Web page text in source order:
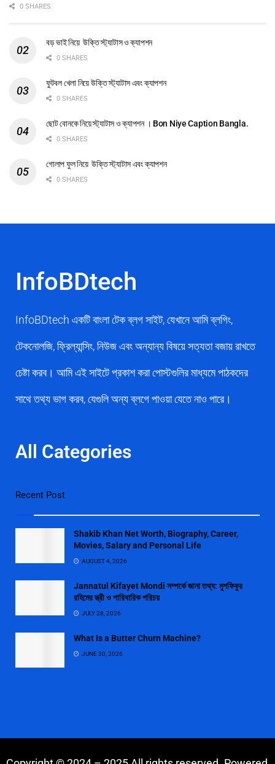
0 SHARES
বড় ভাই নিয়ে উক্তি স্ট্যাটাস ও ক্যাপশন
0 SHARES
ফুটবল খেলা নিয়ে উক্তি স্ট্যাটাস এবং ক্যাপশন
0 SHARES
ছোট বোনকে নিয়ে স্ট্যাটাস ও ক্যাপশন । Bon Niye Caption Bangla.
0 SHARES
গোলাপ ফুল নিয়ে উক্তি স্ট্যাটাস এবং ক্যাপশন
0 SHARES
InfoBDtech
InfoBDtech একটি বাংলা টেক ব্লগ সাইট, যেখানে আমি ব্লগিং,
টেকনোলজি, ফ্রিল্যান্সিং, নিউজ এবং অন্যান্য বিষয়ে সত্যতা বজায় রাখতে
চেষ্টা করব। আমি এই সাইটে প্রকাশ করা পোস্টগুলির মাধ্যমে পাঠকদের
সাথে তথ্য ভাগ করব, যেগুলি অন্য ব্লগে পাওয়া যেতে নাও পারে।
All Categories
Recent Post
Shakib Khan Net Worth, Biography, Career,
Movies, Salary and Personal Life
AUGUST 4, 2026
Jannatul Kifayet Mondi সম্পর্কে জানা তথ্য: মুশফিকুর
রহিমের স্ত্রী ও পারিবারিক পরিচয়
JULY 28, 2026
What Is a Butter Churn Machine?
JUNE 30, 2026